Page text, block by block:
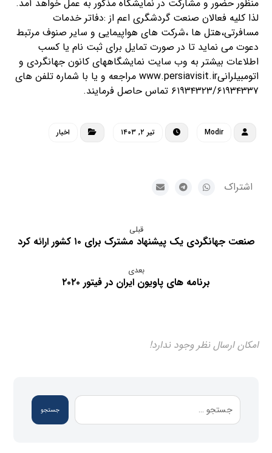
منظور حضور و مشارکت در نمایشگاه مذکور به عمل خواهد آمد.
لذا کلیه فعالان صنعت گردشگری اعم از :دفاتر خدمات
مسافرتی،هتل ها ،شرکت های هواپیمایی و سایر صنوف مرتبط
دعوت می نماید تا در صورت تمایل برای ثبت نام یا کسب
اطلاعات بیشتر به وب سایت نمایشگاههای کانون جهانگردی و
اتومبیلرانیwww.persiavisit.ir مراجعه و یا با شماره تلفن های
۶۱۹۳۴۳۲۳/۶۱۹۳۴۳۳۷ تماس حاصل فرمایند.
Modir تیر ۲, ۱۴۰۳ اخبار
قبلی
صنعت جهانگردی یک پیشنهاد مشترک برای ۱۰ کشور ارائه کرد
بعدی
برنامه های پاویون ایران در فیتور ۲۰۲۰
امکان ارسال نظر وجود ندارد!
جستجو